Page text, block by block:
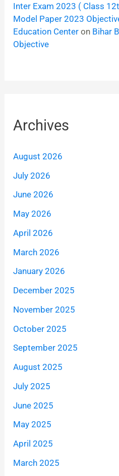
Inter Exam 2023 ( Class
Model Paper 2023
Education Center on Bihar
Objective
Archives
August 2026
July 2026
June 2026
May 2026
April 2026
March 2026
January 2026
December 2025
November 2025
October 2025
September 2025
August 2025
July 2025
June 2025
May 2025
April 2025
March 2025